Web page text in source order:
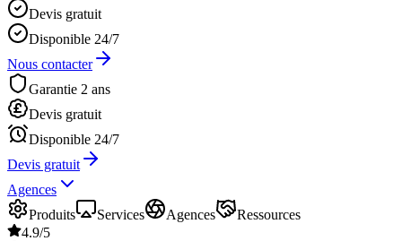
Devis gratuit
Disponible 24/7
Nous contacter
Garantie 2 ans
Devis gratuit
Disponible 24/7
Devis gratuit
Agences
Produits
Services Agences
Ressources
4.9/5